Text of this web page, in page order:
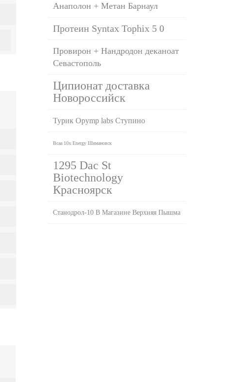
Анаполон + Метан Барнаул
Протеин Syntax Tophix 5 0
Провирон + Нандродон деканоат
Севастополь
Ципионат доставка
Новороссийск
Турик Opymp labs Ступино
Bcaa 10x Energy Шимановск
1295 Dac St
Biotechnology
Красноярск
Станодрол-10 В Магазине Верхняя Пышма